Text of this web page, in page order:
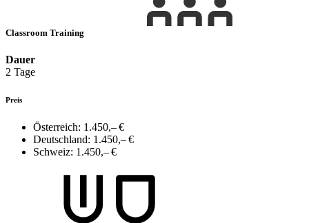
Classroom Training
Dauer
2 Tage
Preis
Österreich: 1.450,– €
Deutschland: 1.450,– €
Schweiz: 1.450,– €